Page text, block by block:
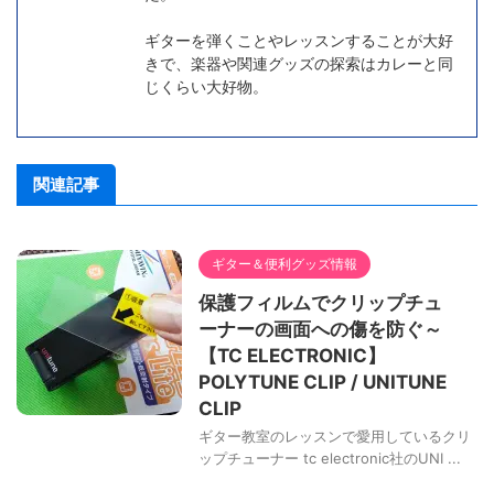
ギターを弾くことやレッスンすることが大好
きで、楽器や関連グッズの探索はカレーと同
じくらい大好物。
関連記事
ギター＆便利グッズ情報
保護フィルムでクリップチュ
ーナーの画面への傷を防ぐ～
【TC ELECTRONIC】
POLYTUNE CLIP / UNITUNE
CLIP
ギター教室のレッスンで愛用しているクリ
ップチューナー tc electronic社のUNI ...